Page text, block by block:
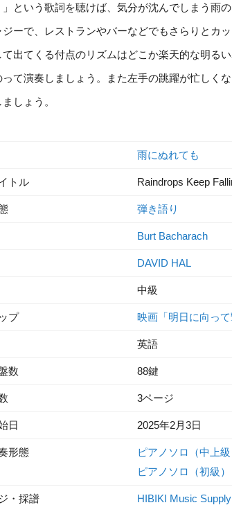
」という歌詞を聴けば、気分が沈んでしまう雨
ジーで、レストランやバーなどでもさらりとカ
て出てくる付点のリズムはどこか楽天的な明る
って演奏しましょう。また左手の跳躍が忙しく
しょう。
雨にぬれても
トル Raindrops Keep
弾き語り
Burt Bacharach
DAVID HAL
中級
プ 映画「明日に向っ
英語
数 88鍵
3ページ
日 2025年2月3日
形態
ピアノソロ（中上級
ピアノソロ（初級）
・採譜 HIBIKI Music Supply